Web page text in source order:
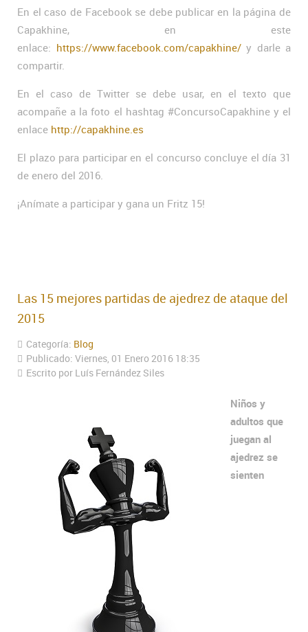
En el caso de Facebook se debe publicar en la página de
Capakhine, en este
enlace: https://www.facebook.com/capakhine/y darle a
compartir.
En el caso de Twitter se debe usar, en el texto que
acompañe a la foto el hashtag #ConcursoCapakhine y el
enlace http://capakhine.es
El plazo para participar en el concurso concluye el día 31
de enero del 2016.
¡Anímate a participar y gana un Fritz 15!
Las 15 mejores partidas de ajedrez de ataque del
2015
Categoría: Blog
Publicado: Viernes, 01 Enero 2016 18:35
Escrito por Luís Fernández Siles
Niños y
adultos que
juegan al
ajedrez se
sienten